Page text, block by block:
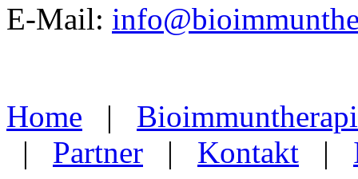
E-Mail:
Home |
| Partner | Kontakt |